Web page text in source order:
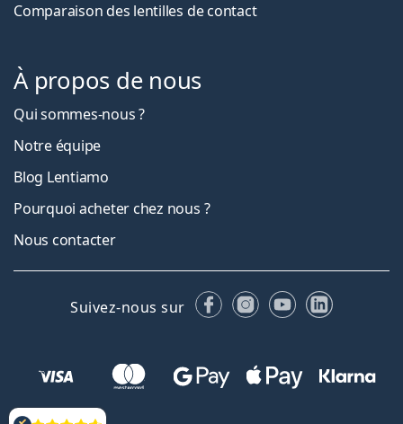
Comparaison des lentilles de contact
À propos de nous
Qui sommes-nous ?
Notre équipe
Blog Lentiamo
Pourquoi acheter chez nous ?
Nous contacter
Suivez-nous sur FacebookInstagram
YouTubeLinkedIn